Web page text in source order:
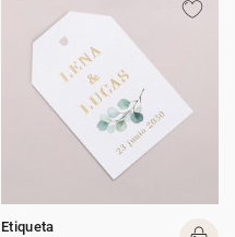
Etiqueta